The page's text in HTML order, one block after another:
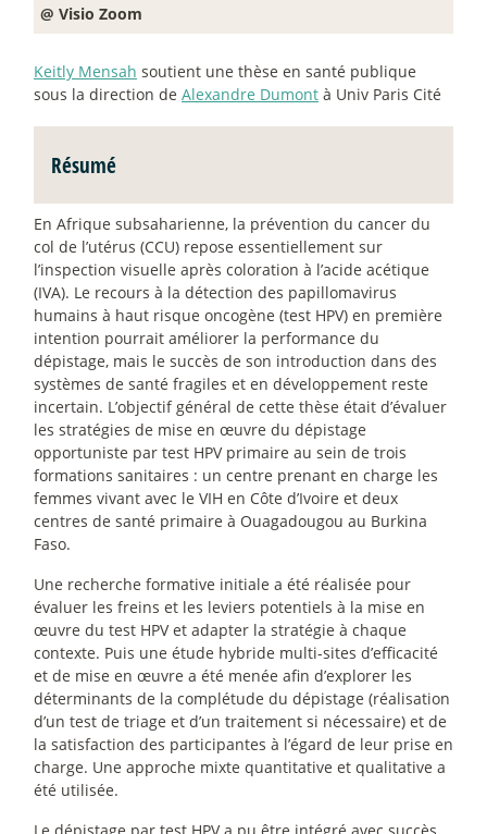
@ Visio Zoom
Keitly Mensah soutient une thèse en santé publique
sous la direction de Alexandre Dumont à Univ Paris Cité
Résumé
En Afrique subsaharienne, la prévention du cancer du
col de l’utérus (CCU) repose essentiellement sur
l’inspection visuelle après coloration à l’acide acétique
(IVA). Le recours à la détection des papillomavirus
humains à haut risque oncogène (test HPV) en première
intention pourrait améliorer la performance du
dépistage, mais le succès de son introduction dans des
systèmes de santé fragiles et en développement reste
incertain. L’objectif général de cette thèse était d’évaluer
les stratégies de mise en œuvre du dépistage
opportuniste par test HPV primaire au sein de trois
formations sanitaires : un centre prenant en charge les
femmes vivant avec le VIH en Côte d’Ivoire et deux
centres de santé primaire à Ouagadougou au Burkina
Faso.
Une recherche formative initiale a été réalisée pour
évaluer les freins et les leviers potentiels à la mise en
œuvre du test HPV et adapter la stratégie à chaque
contexte. Puis une étude hybride multi-sites d’efficacité
et de mise en œuvre a été menée afin d’explorer les
déterminants de la complétude du dépistage (réalisation
d’un test de triage et d’un traitement si nécessaire) et de
la satisfaction des participantes à l’égard de leur prise en
charge. Une approche mixte quantitative et qualitative a
été utilisée.